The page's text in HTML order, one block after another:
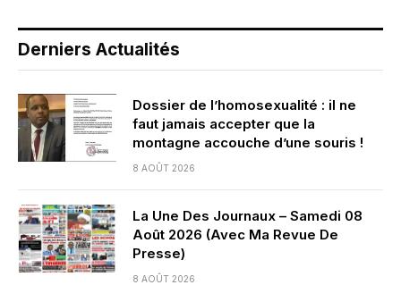
Derniers Actualités
Dossier de l’homosexualité : il ne
faut jamais accepter que la
montagne accouche d’une souris !
8 AOÛT 2026
La Une Des Journaux – Samedi 08
Août 2026 (Avec Ma Revue De
Presse)
8 AOÛT 2026